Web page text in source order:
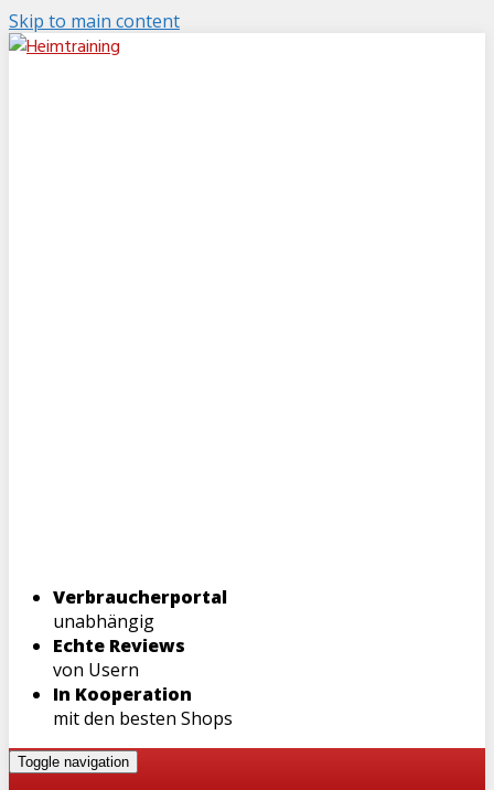
Skip to main content
Verbraucherportal
unabhängig
Echte Reviews
von Usern
In Kooperation
mit den besten Shops
Toggle navigation